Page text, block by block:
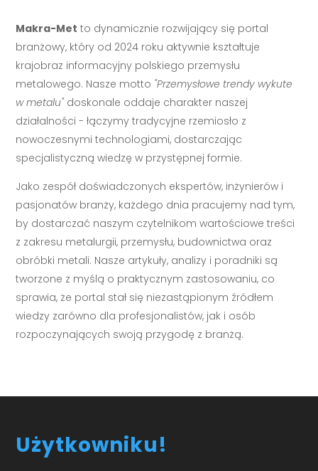
Makra-Met to dynamicznie rozwijający się portal
branżowy, który od 2024 roku aktywnie kształtuje
krajobraz informacyjny polskiego przemysłu
metalowego. Nasze motto "Przemysłowe trendy wykute
w metalu"doskonale oddaje charakter naszej
działalności - łączymy tradycyjne rzemiosło z
nowoczesnymi technologiami, dostarczając
specjalistyczną wiedzę w przystępnej formie.
Jako zespół doświadczonych ekspertów, inżynierów i
pasjonatów branży, każdego dnia pracujemy nad tym,
by dostarczać naszym czytelnikom wartościowe treści
z zakresu metalurgii, przemysłu, budownictwa oraz
obróbki metali. Nasze artykuły, analizy i poradniki są
tworzone z myślą o praktycznym zastosowaniu, co
sprawia, że portal stał się niezastąpionym źródłem
wiedzy zarówno dla profesjonalistów, jak i osób
rozpoczynających swoją przygodę z branżą.
Użytkowniku!